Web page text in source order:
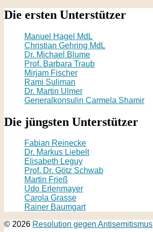
Die ersten Unterstützer
Manuel Hagel MdL
Christian Gehring MdL
Dr. Michael Blume
Prof. Barbara Traub
Mirjam Fischer
Rami Suliman
Dr. Martin Ulmer
Generalkonsulin Carmela Shamir
Die jüngsten Unterstützer
Fabian Reinecke
Dr. Markus Liebelt
Elisabeth Leguy
Prof. Dr. Götz Schwab
Martin Frieß
Udo Erlenmayer
Carola Grasse
Rainer Baumgart
© 2026 Resolution gegen Antisemitismus